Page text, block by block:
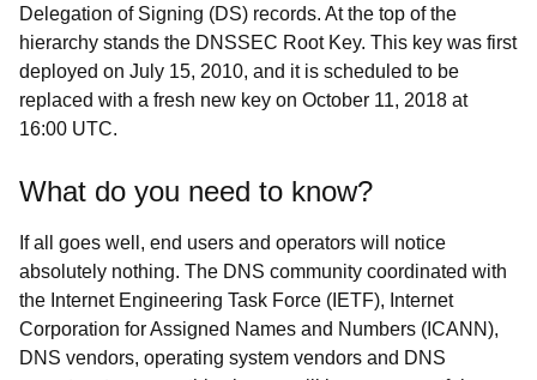
Delegation of Signing (DS) records. At the top of the
hierarchy stands the DNSSEC Root Key. This key was first
deployed on July 15, 2010, and it is scheduled to be
replaced with a fresh new key on October 11, 2018 at
16:00 UTC.
What do you need to know?
If all goes well, end users and operators will notice
absolutely nothing. The DNS community coordinated with
the Internet Engineering Task Force (IETF), Internet
Corporation for Assigned Names and Numbers (ICANN),
DNS vendors, operating system vendors and DNS